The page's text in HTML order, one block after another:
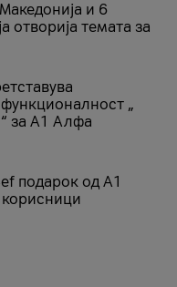
и 6
отворија темата за
„
за А1 Алфа
подарок од А1
корисници